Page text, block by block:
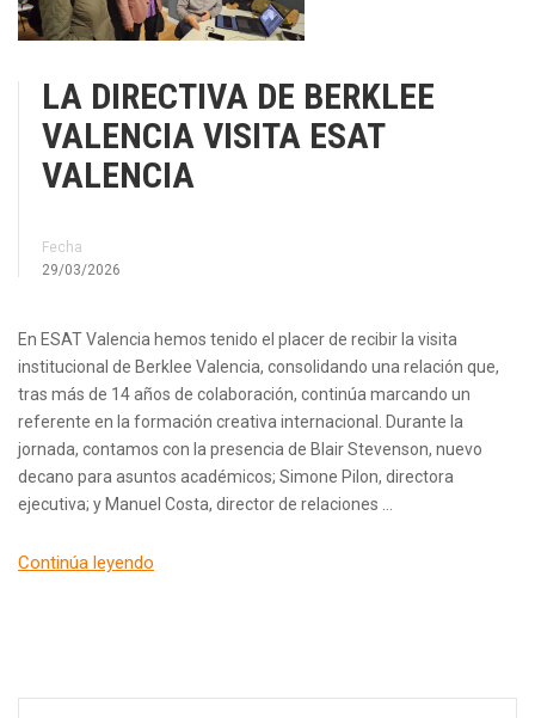
LA DIRECTIVA DE BERKLEE
VALENCIA VISITA ESAT
VALENCIA
Fecha
29/03/2026
En ESAT Valencia hemos tenido el placer de recibir la visita
institucional de Berklee Valencia, consolidando una relación que,
tras más de 14 años de colaboración, continúa marcando un
referente en la formación creativa internacional. Durante la
jornada, contamos con la presencia de Blair Stevenson, nuevo
decano para asuntos académicos; Simone Pilon, directora
ejecutiva; y Manuel Costa, director de relaciones …
Continúa leyendo